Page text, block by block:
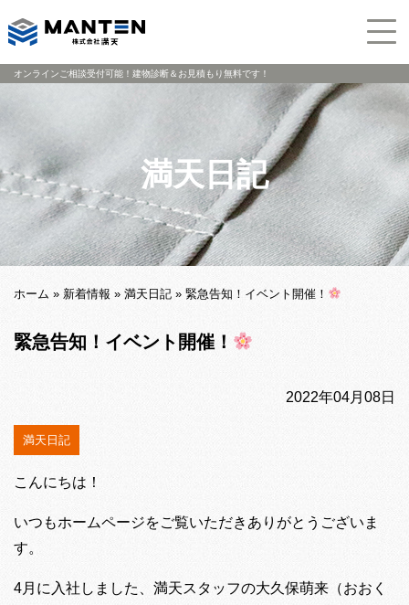
オンラインご相談受付可能！建物診断＆お見積もり無料です！
満天日記
ホーム » 新着情報 » 満天日記 » 緊急告知！イベント開催！
緊急告知！イベント開催！
2022年04月08日
満天日記
こんにちは！
いつもホームページをご覧いただきありがとうございま
す。
4月に入社しました、満天スタッフの大久保萌来（おおく